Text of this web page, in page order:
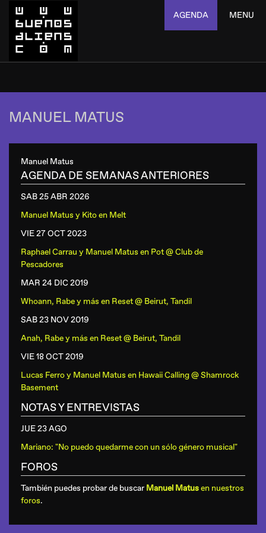
AGENDA MENU
MANUEL MATUS
Manuel Matus
AGENDA DE SEMANAS ANTERIORES
SAB 25 ABR 2026
Manuel Matus y Kitoen Melt
VIE 27 OCT2023
Raphael Carrau y Manuel Matus en Pot @ Club de
Pescadores
MAR 24 DIC 2019
Whoann, Rabe y más en Reset @ Beirut, Tandil
SAB 23 NOV2019
Anah, Rabe y más en Reset @ Beirut, Tandil
VIE 18 OCT2019
Lucas Ferro y Manuel Matus en Hawaii Calling @ Shamrock
Basement
NOTAS Y ENTREVISTAS
JUE 23 AGO
Mariano: "No puedo quedarme con un sólo género musical"
FOROS
También puedes probar de buscar Manuel Matusen nuestros
foros.